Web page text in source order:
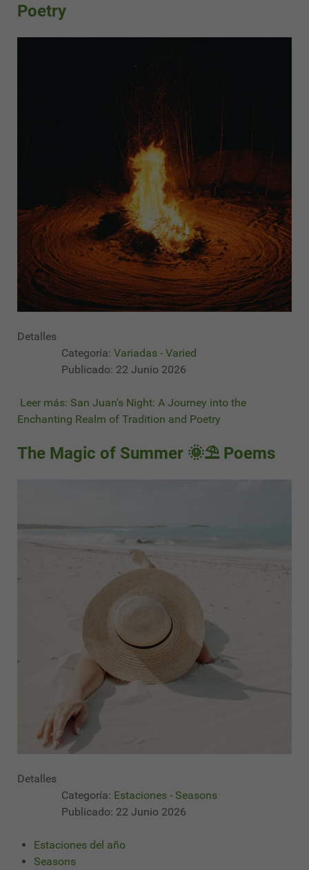
Poetry
Detalles
Categoría: Variadas - Varied
Publicado: 22 Junio 2026
Leer más: San Juan's Night: A Journey into the
Enchanting Realm of Tradition and Poetry
The Magic of Summer 🌞⛱ Poems
Detalles
Categoría: Estaciones - Seasons
Publicado: 22 Junio 2026
Estaciones del año
Seasons